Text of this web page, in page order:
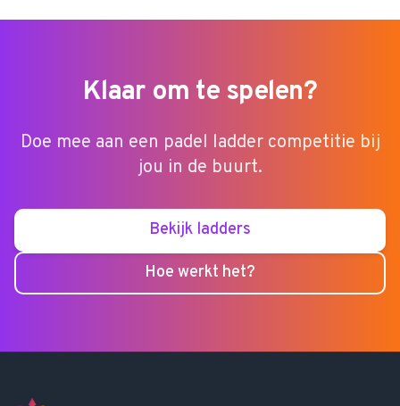
Klaar om te spelen?
Doe mee aan een padel ladder competitie bij
jou in de buurt.
Bekijk ladders
Hoe werkt het?